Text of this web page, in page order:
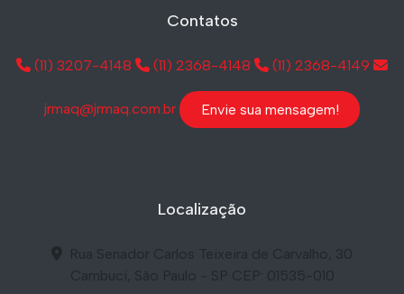
Contatos
(11) 3207-4148 (11) 2368-4148 (11) 2368-4149
jrmaq@jrmaq.com.br Envie sua mensagem!
Localização
Rua Senador Carlos Teixeira de Carvalho, 30
Cambuci, São Paulo - SP CEP: 01535-010